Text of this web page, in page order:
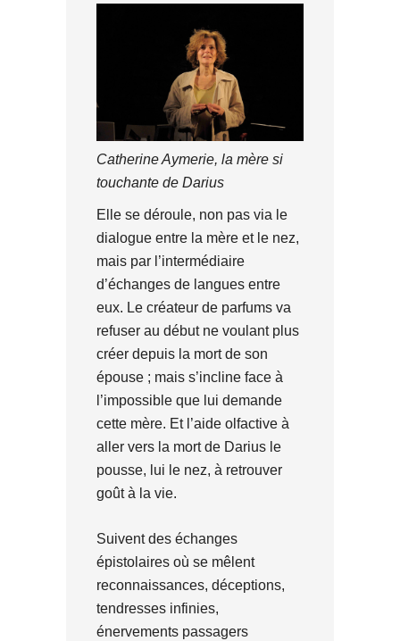
Catherine Aymerie, la mère si
touchante de Darius
Elle se déroule, non pas via le
dialogue entre la mère et le nez,
mais par l’intermédiaire
d’échanges de langues entre
eux. Le créateur de parfums va
refuser au début ne voulant plus
créer depuis la mort de son
épouse ; mais s’incline face à
l’impossible que lui demande
cette mère. Et l’aide olfactive à
aller vers la mort de Darius le
pousse, lui le nez, à retrouver
goût à la vie.
Suivent des échanges
épistolaires où se mêlent
reconnaissances, déceptions,
tendresses infinies,
énervements passagers